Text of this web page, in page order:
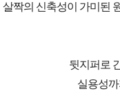
살짝의 신축성이 가미된
뒷지퍼로
실용성